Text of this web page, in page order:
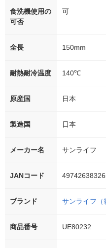
食洗機使用の
可否
可
全長 150mm
耐熱耐冷温度 140℃
原産国 日本
製造国 日本
メーカー名 サンライフ
JANコード
ブランド サンライフ（
商品番号 UE80232